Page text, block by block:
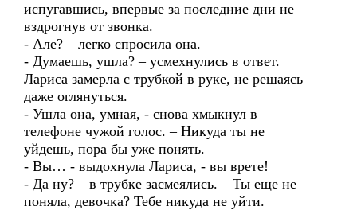
испугавшись, впервые за последние дни не
вздрогнув от звонка.
- Але? – легко спросила она.
- Думаешь, ушла? – усмехнулись в ответ.
Лариса замерла с трубкой в руке, не решаясь
даже оглянуться.
- Ушла она, умная, - снова хмыкнул в
телефоне чужой голос. – Никуда ты не
уйдешь, пора бы уже понять.
- Вы… - выдохнула Лариса, - вы врете!
- Да ну? – в трубке засмеялись. – Ты еще не
поняла, девочка? Тебе никуда не уйти.